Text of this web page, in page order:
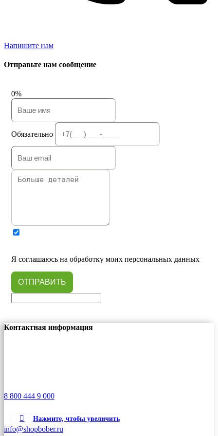
Нажмите, чтобы увеличить
Напишите нам
Отправьте нам сообщение
0%
Обязательно
Я соглашаюсь на обработку моих персональных данных
ОТПРАВИТЬ
Контактная информация
8 800 444 9 000
info@shopbober.ru